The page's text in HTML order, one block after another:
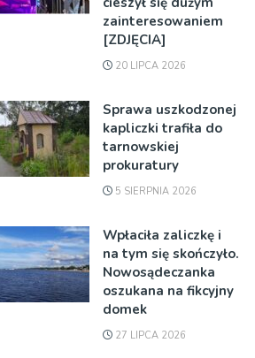
zainteresowaniem
[ZDJĘCIA]
20 LIPCA 2026
Sprawa uszkodzonej
kapliczki trafiła do
tarnowskiej
prokuratury
5 SIERPNIA 2026
Wpłaciła zaliczkę i
na tym się skończyło.
Nowosądeczanka
oszukana na fikcyjny
domek
27 LIPCA 2026